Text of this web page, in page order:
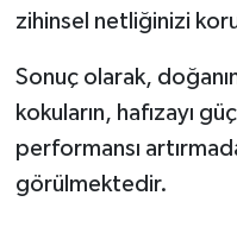
zihinsel netliğinizi
Sonuç olarak,
kokuların, hafızayı
performansı
görülmektedir.